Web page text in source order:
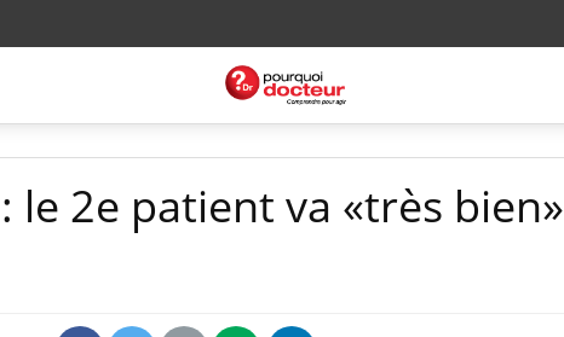
2e patient va «très bien»